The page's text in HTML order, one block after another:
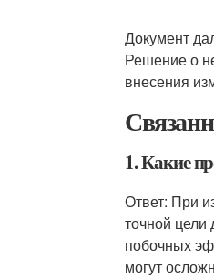
Документ
Решение о
внесения
1. Какие
Ответ: При
точной
побочных
могут